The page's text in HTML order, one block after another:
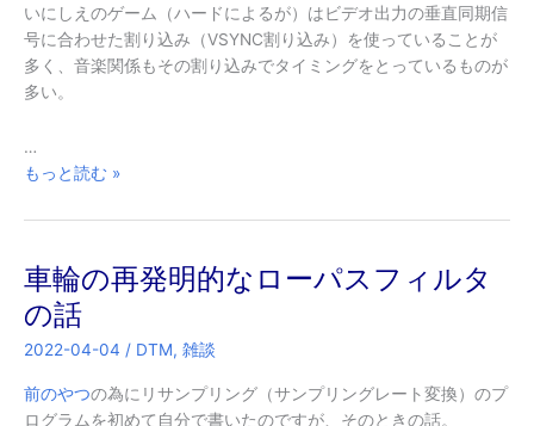
い
効
く
ん
ュ？
いにしえのゲーム（ハードによるが）はビデオ出力の垂直同期信
号に合わせた割り込み（VSYNC割り込み）を使っていることが
多く、音楽関係もその割り込みでタイミングをとっているものが
多い。
…
古
ゲ
ム
音
楽
の
テ
ン
もっと読む »
車輪の再発明的なローパスフィルタ
の話
2022-04-04 / DTM, 雑談
前のやつの為にリサンプリング（サンプリングレート変換）のプ
ログラムを初めて自分で書いたのですが、そのときの話。